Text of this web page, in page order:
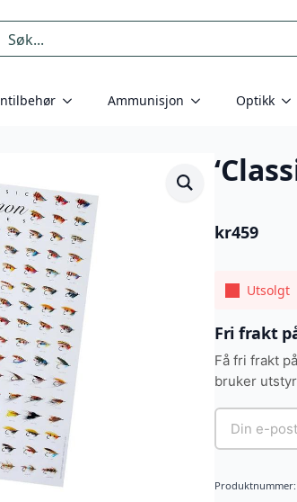
Ammunisjon Optikk
kr459
Utsolgt
Fri frakt
Få fri frakt
bruker
Produktnummer: